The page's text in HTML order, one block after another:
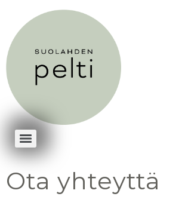
Ota yhteyttä